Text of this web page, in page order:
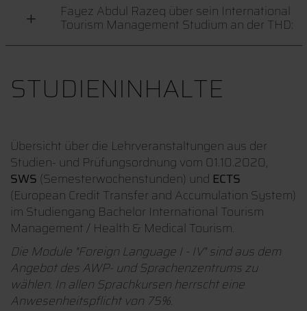
Fayez Abdul Razeq über sein International
Tourism Management Studium an der THD:
STUDIENINHALTE
Übersicht über die Lehrveranstaltungen aus der
Studien- und Prüfungsordnung vom 01.10.2020,
SWS (Semesterwochenstunden) und ECTS
(European Credit Transfer and Accumulation System)
im Studiengang Bachelor International Tourism
Management / Health & Medical Tourism.
Die Module "Foreign Language I - IV" sind aus dem
Angebot des AWP- und Sprachenzentrums zu
wählen. In allen Sprachkursen herrscht eine
Anwesenheitspflicht von 75%.